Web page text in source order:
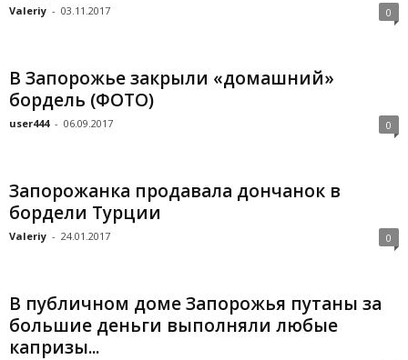
Valeriy - 03.11.2017 0
В Запорожье закрыли «домашний»
бордель (ФОТО)
user444 - 06.09.2017 0
Запорожанка продавала дончанок в
бордели Турции
Valeriy - 24.01.2017 0
В публичном доме Запорожья путаны за
большие деньги выполняли любые
капризы...